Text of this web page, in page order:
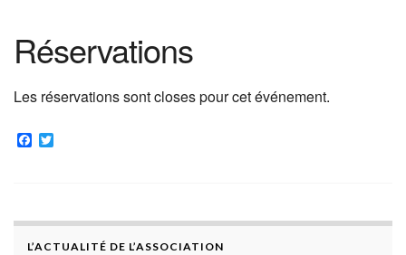
Réservations
Les réservations sont closes pour cet événement.
F
o
k
r
L’ACTUALITÉ DE L’ASSOCIATION